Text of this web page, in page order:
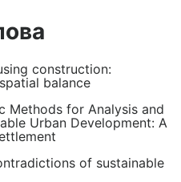
construction:
balance
Methods for Analysis and
Urban Development: A
of sustainable